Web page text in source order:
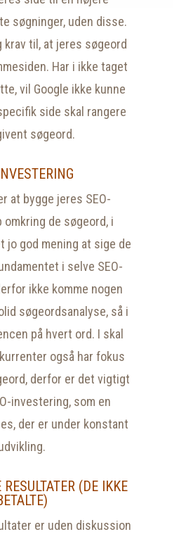
søgninger, uden disse.
krav til, at jeres søgeord
Har i ikke taget
vil Google ikke kunne
side skal rangere
søgeord.
at bygge jeres SEO-
de søgeord, i
jo god mening at sige de
i selve SEO-
ikke komme nogen
søgeordsanalyse, så i
på hvert ord. I skal
også har fokus
derfor er det vigtigt
investering, som en
der er under konstant
(DE IKKE
er uden diskussion